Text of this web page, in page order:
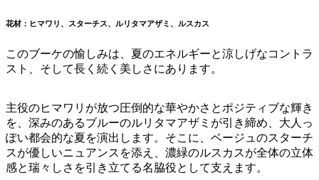
花材：ヒマワリ、スターチス、ルリタマアザミ、ルスカス
このブーケの愉しみは、夏のエネルギーと涼しげなコントラ
スト、そして長く続く美しさにあります。
主役のヒマワリが放つ圧倒的な華やかさとポジティブな輝き
を、深みのあるブルーのルリタマアザミが引き締め、大人っ
ぽい都会的な夏を演出します。そこに、ベージュのスターチ
スが優しいニュアンスを添え、濃緑のルスカスが全体の立体
感と瑞々しさを引き立てる名脇役として支えます。